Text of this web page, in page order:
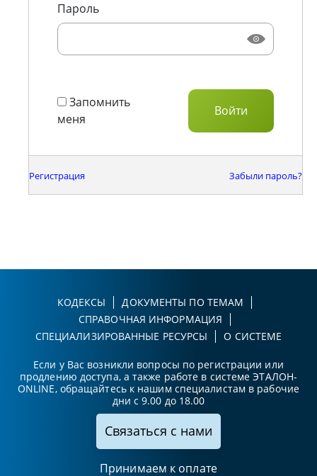
Пароль
Запомнить
меня
Регистрация Забыли пароль?
КОДЕКСЫ
ДОКУМЕНТЫ ПО ТЕМАМ
СПРАВОЧНАЯ ИНФОРМАЦИЯ
СПЕЦИАЛИЗИРОВАННЫЕ РЕСУРСЫ
О СИСТЕМЕ
Если у Вас возникли вопросы по регистрации или
продлению доступа, а также работе в системе ЭТАЛОН-
ONLINE, обращайтесь к нашим специалистам в рабочие
дни с 9.00 до 18.00
Связаться с нами
Принимаем к оплате